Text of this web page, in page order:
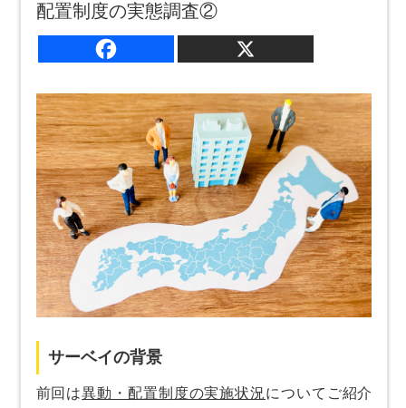
サイトマップ
配置制度の実態調査②
サーベイの背景
前回は異動・配置制度の実施状況についてご紹介